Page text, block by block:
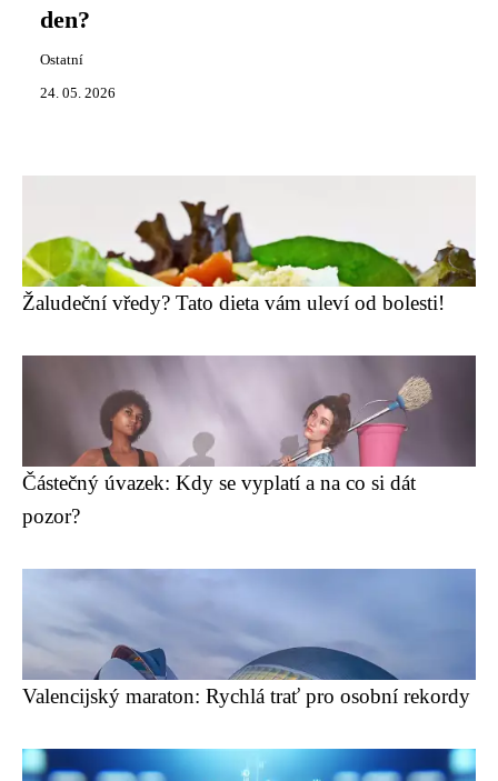
den?
Ostatní
24. 05. 2026
Žaludeční vředy? Tato dieta vám uleví od bolesti!
Částečný úvazek: Kdy se vyplatí a na co si dát
pozor?
Valencijský maraton: Rychlá trať pro osobní rekordy